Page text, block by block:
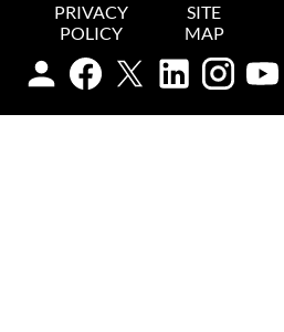
PRIVACY
POLICY
SITE
MAP